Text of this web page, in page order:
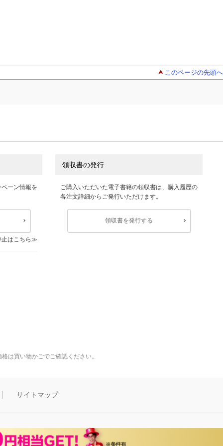
このページの先頭へ
ーン情報を
はこちら
領収書の発行
ご購入いただいた電子書籍の領収書は、購入履歴の
各注文詳細からご発行いただけます。
領収書を発行する
は買い物かごでご確認ください。
サイトマップ